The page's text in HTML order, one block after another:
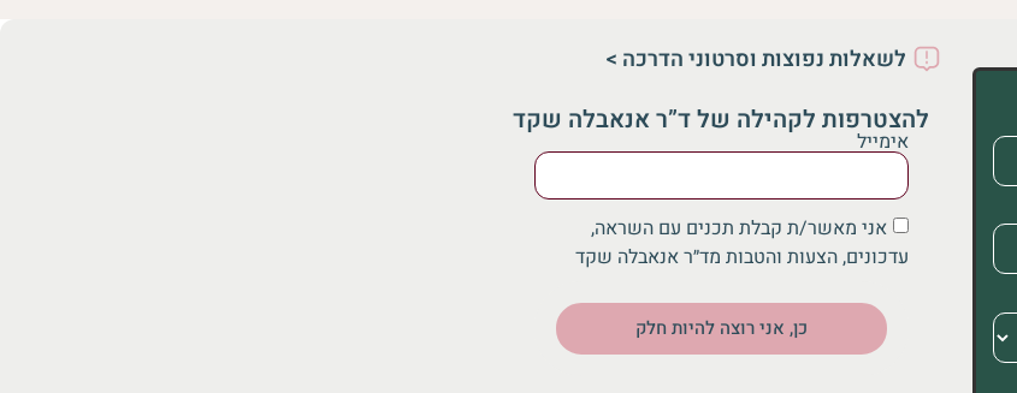
לשאלות נפוצות וסרטוני הדרכה >
להצטרפות לקהילה של ד”ר אנאבלה שקד
אימייל
אני מאשר/ת קבלת תכנים עם השראה,
עדכונים, הצעות והטבות מד״ר אנאבלה שקד
כן, אני רוצה להיות חלק